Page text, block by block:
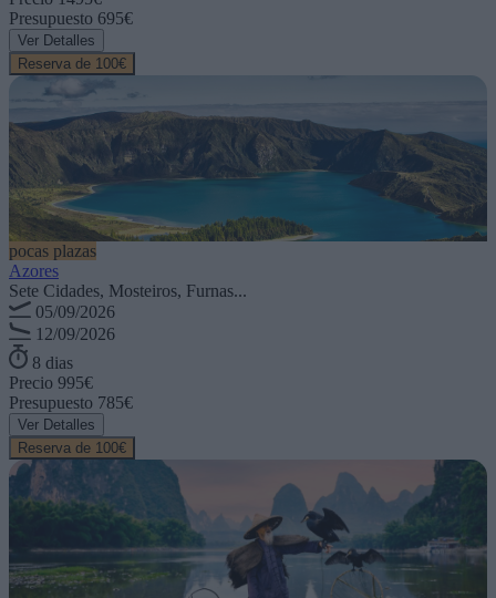
Presupuesto 695€
Ver Detalles
Reserva de 100€
pocas plazas
Azores
Sete Cidades, Mosteiros, Furnas...
05/09/2026
12/09/2026
8 dias
Precio 995€
Presupuesto 785€
Ver Detalles
Reserva de 100€